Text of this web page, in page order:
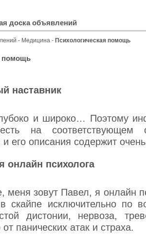
доска объявлений
- Медицина - Психологическая помощь
помощь
наставник
и широко… Поэтому
на соответствующем
его описания содержит
онлайн психолога
меня зовут Павел, я онлайн
скайпе исключительно по
дистонии, нервоза,
панических атак и страха.